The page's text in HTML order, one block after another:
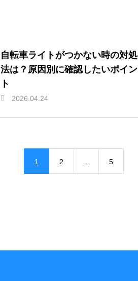
自転車ライトがつかない時の対処
法は？原因別に確認したいポイン
ト
2026.04.24
1 2 5